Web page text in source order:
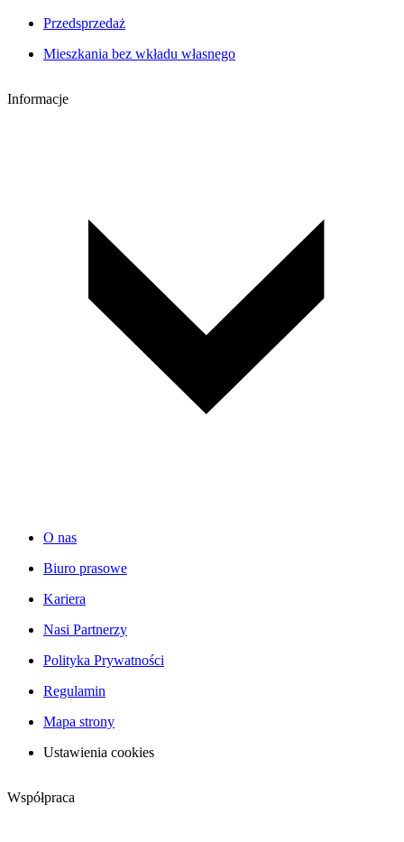
Przedsprzedaż
Mieszkania bez wkładu własnego
Informacje
O nas
Biuro prasowe
Kariera
Nasi Partnerzy
Polityka Prywatności
Regulamin
Mapa strony
Ustawienia cookies
Współpraca